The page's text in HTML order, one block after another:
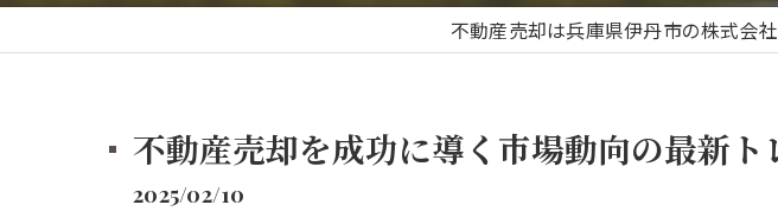
不動産売却は兵庫県伊丹市の株式会
不動産売却を成功に導く市場動向の最新ト
2025/02/10